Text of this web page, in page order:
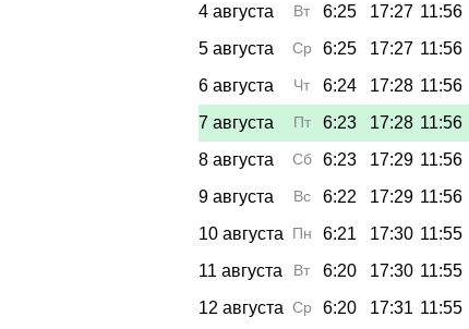
4 августа
Вт 6:25 17:27 11:56
5 августа
Ср 6:25 17:27 11:56
6 августа
Чт 6:24 17:28 11:56
7 августа
Пт 6:23 17:28 11:56
8 августа
Сб 6:23 17:29 11:56
9 августа
Вс 6:22 17:29 11:56
10 августа
Пн 6:21 17:30 11:55
11 августа
Вт 6:20 17:30 11:55
12 августа Ср 6:20 17:31 11:55